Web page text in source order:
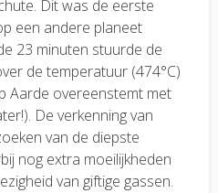
Dit was de eerste
een andere planeet
23 minuten stuurde de
de temperatuur (474°C)
Aarde overeenstemt met
De verkenning van
van de diepste
nog extra moeilijkheden
van giftige gassen.